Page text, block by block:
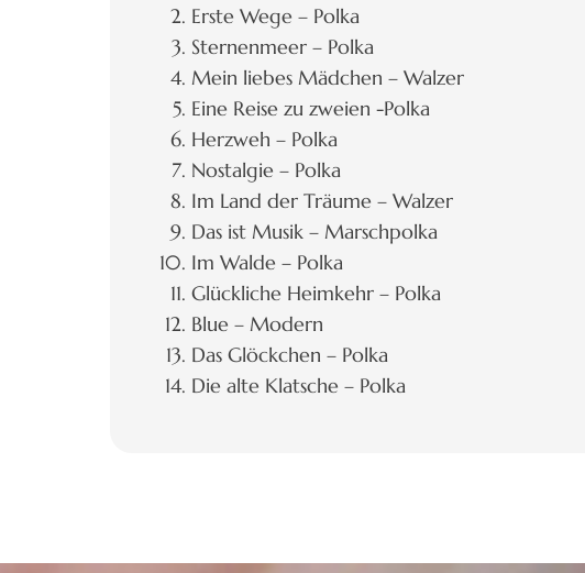
Erste Wege – Polka
Sternenmeer – Polka
Mein liebes Mädchen – Walzer
Eine Reise zu zweien -Polka
Herzweh – Polka
Nostalgie – Polka
Im Land der Träume – Walzer
Das ist Musik – Marschpolka
Im Walde – Polka
Glückliche Heimkehr – Polka
Blue – Modern
Das Glöckchen – Polka
Die alte Klatsche – Polka